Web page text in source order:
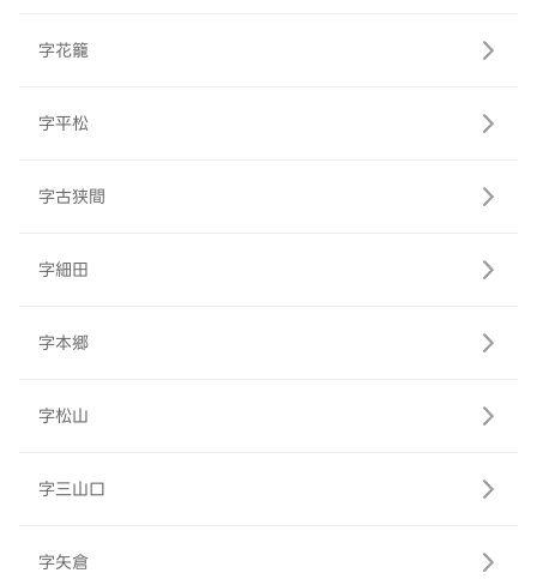
字花籠
字平松
字古狭間
字細田
字本郷
字松山
字三山口
字矢倉